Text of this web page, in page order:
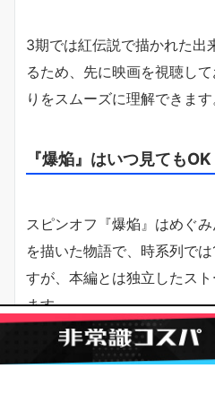
3期では紅伝説で描かれた出
るため、先に映画を視聴し
りをスムーズに理解できます
『爆焔』はいつ見てもOK
スピンオフ『爆焔』はめぐ
を描いた物語で、時系列で
すが、本編とは独立したス
ます。
そのため本編シリーズのど